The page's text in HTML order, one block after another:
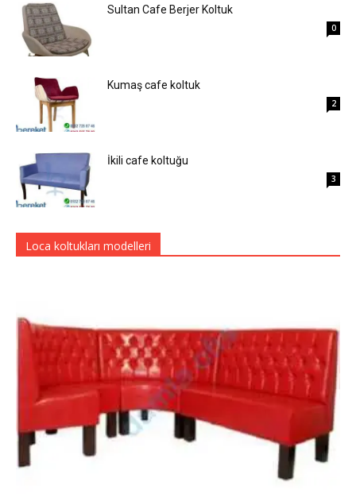
Sultan Cafe Berjer Koltuk
0
Kumaş cafe koltuk
2
İkili cafe koltuğu
3
Loca koltukları modelleri